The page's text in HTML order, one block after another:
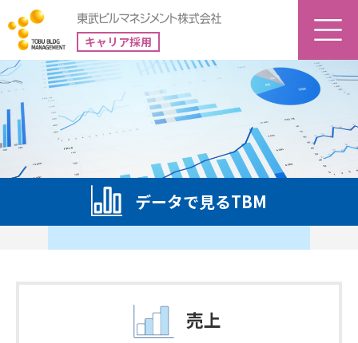
キャリア採用
データで見るTBM
売上